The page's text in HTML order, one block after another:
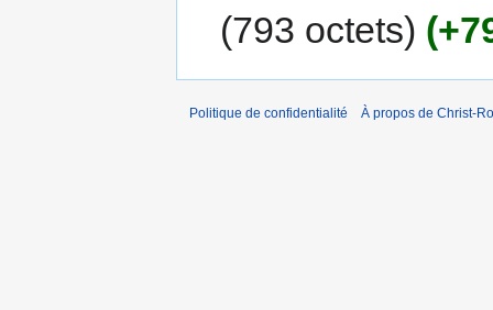
793 octets
Politique de confidentialité À propos de Christ-